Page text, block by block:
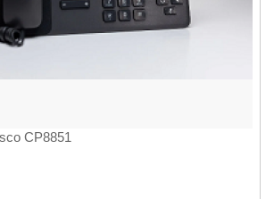
CP8851